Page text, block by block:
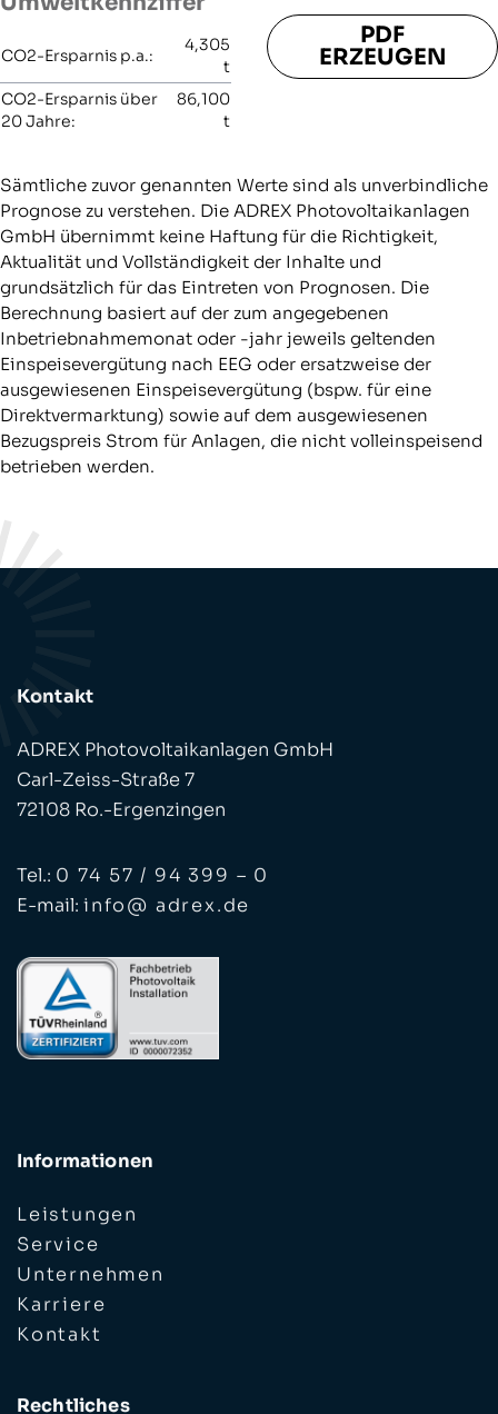
CO2-Ersparnis p.a.:
4,305
t
CO2-Ersparnis über
20 Jahre:
86,100
t
PDF
ERZEUGEN
Sämtliche zuvor genannten Werte sind als unverbindliche
Prognose zu verstehen. Die ADREX Photovoltaikanlagen
GmbH übernimmt keine Haftung für die Richtigkeit,
Aktualität und Vollständigkeit der Inhalte und
grundsätzlich für das Eintreten von Prognosen. Die
Berechnung basiert auf der zum angegebenen
Inbetriebnahmemonat oder -jahr jeweils geltenden
Einspeisevergütung nach EEG oder ersatzweise der
ausgewiesenen Einspeisevergütung (bspw. für eine
Direktvermarktung) sowie auf dem ausgewiesenen
Bezugspreis Strom für Anlagen, die nicht volleinspeisend
betrieben werden.
Kontakt
ADREX Photovoltaikanlagen GmbH
Carl-Zeiss-Straße 7
72108 Ro.-Ergenzingen
Tel.: 0 74 57 / 94 399 – 0
E-mail: info@ adrex.de
Informationen
Leistungen
Service
Unternehmen
Karriere
Kontakt
Rechtliches